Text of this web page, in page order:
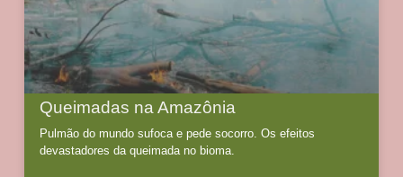
Queimadas na Amazônia
Pulmão do mundo sufoca e pede socorro. Os efeitos
devastadores da queimada no bioma.